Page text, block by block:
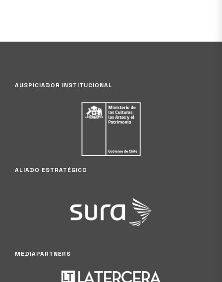
AUSPICIADOR INSTITUCIONAL
ALIADO ESTRATÉGICO
MEDIAPARTNERS